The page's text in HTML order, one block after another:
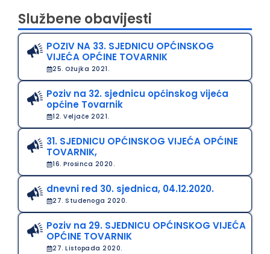
Službene obavijesti
POZIV NA 33. SJEDNICU OPĆINSKOG
VIJEĆA OPĆINE TOVARNIK
25. Ožujka 2021.
Poziv na 32. sjednicu općinskog vijeća
općine Tovarnik
12. Veljače 2021.
31. SJEDNICU OPĆINSKOG VIJEĆA OPĆINE
TOVARNIK,
16. Prosinca 2020.
dnevni red 30. sjednica, 04.12.2020.
27. Studenoga 2020.
Poziv na 29. SJEDNICU OPĆINSKOG VIJEĆA
OPĆINE TOVARNIK
27. Listopada 2020.